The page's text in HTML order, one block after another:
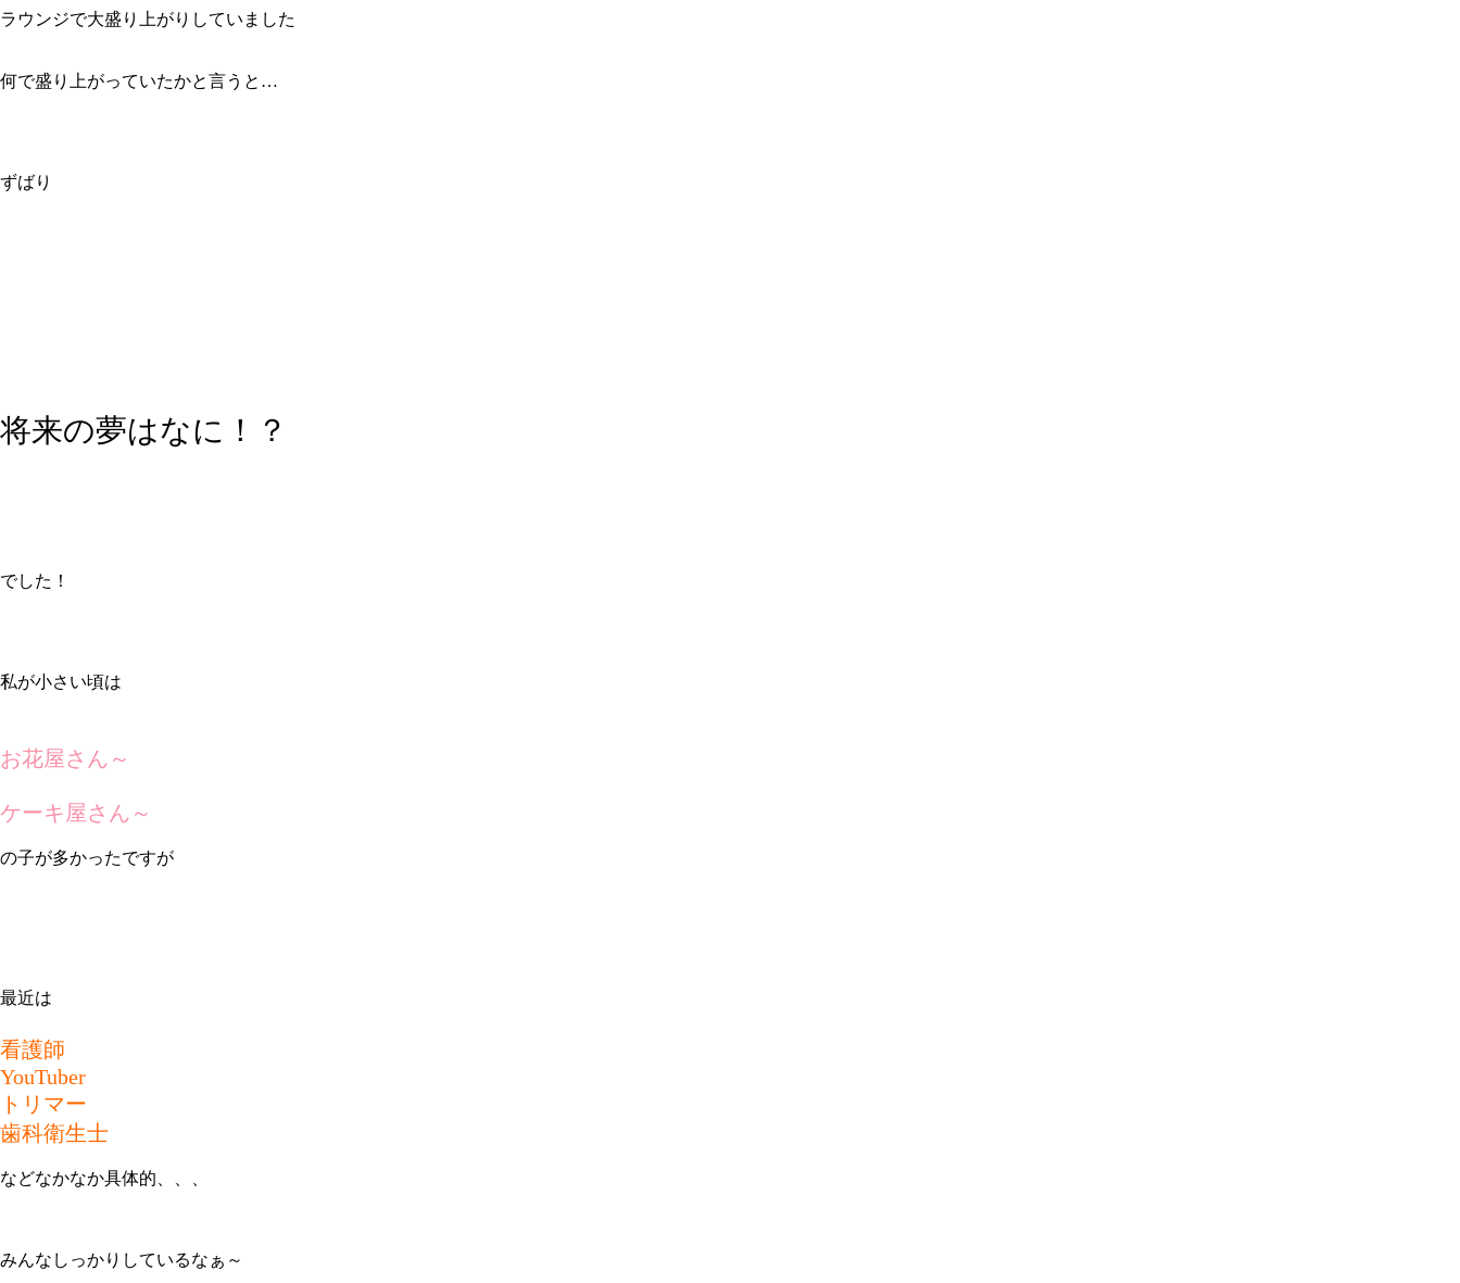
ラウンジで大盛り上がりしていました
何で盛り上がっていたかと言うと…
ずばり
将来の夢はなに！？
でした！
私が小さい頃は
お花屋さん～
ケーキ屋さん～
の子が多かったですが
最近は
看護師
YouTuber
トリマー
歯科衛生士
などなかなか具体的、、、
みんなしっかりしているなぁ～